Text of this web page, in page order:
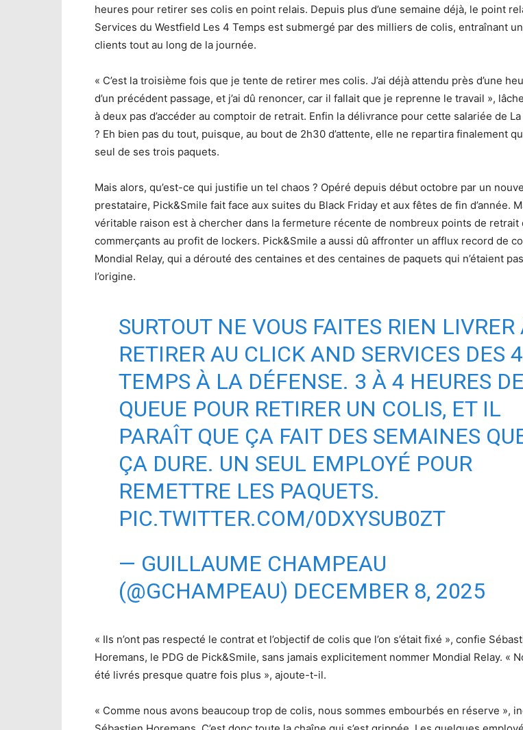
heures pour retirer ses colis en point relais. Depuis plus d’une semaine déjà, le point
Services du Westfield Les 4 Temps est submergé par des milliers de colis, entraînant
clients tout au long de la journée.
« C’est la troisième fois que je tente de retirer mes colis. J’ai déjà attendu près d’une
d’un précédent passage, et j’ai dû renoncer, car il fallait que je reprenne le travail »,
à deux pas d’accéder au comptoir de retrait. Enfin la délivrance pour cette salariée de
? Eh bien pas du tout, puisque, au bout de 2h30 d’attente, elle ne repartira finalement
seul de ses trois paquets.
Mais alors, qu’est-ce qui justifie un tel chaos ? Opéré depuis début octobre par un
prestataire, Pick&Smile fait face aux suites du Black Friday et aux fêtes de fin d’année.
véritable raison est à chercher dans la fermeture récente de nombreux points de retrait
commerçants au profit de lockers. Pick&Smile a aussi dû affronter un afflux record de
Mondial Relay, qui a dérouté des centaines et des centaines de paquets qui n’étaient
l’origine.
SURTOUT NE VOUS FAITES RIEN LIVRER
RETIRER AU CLICK AND SERVICES DES 4
TEMPS À LA DÉFENSE. 3 À 4 HEURES DE
QUEUE POUR RETIRER UN COLIS, ET IL
PARAÎT QUE ÇA FAIT DES SEMAINES
ÇA DURE. UN SEUL EMPLOYÉ POUR
REMETTRE LES PAQUETS.
PIC.TWITTER.COM/0DXYSUB0ZT
— GUILLAUME CHAMPEAU
(@GCHAMPEAU) DECEMBER 8, 2025
« Ils n’ont pas respecté le contrat et l’objectif de colis que l’on s’était fixé », confie
Horemans, le PDG de Pick&Smile, sans jamais explicitement nommer Mondial Relay. «
été livrés presque quatre fois plus », ajoute-t-il.
« Comme nous avons beaucoup trop de colis, nous sommes embourbés en réserve »,